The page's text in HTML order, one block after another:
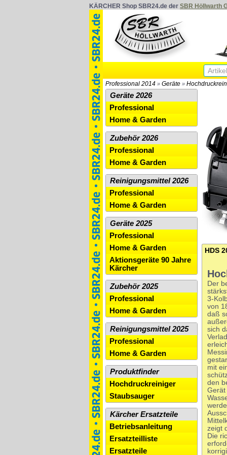
KÄRCHER Shop SBR24.de der SBR Höllwarth
Professional 2014 » Geräte »
HDS
Der
3-
von
daß
sich
mit
den
Gerät
zeigt
Die
Geräte 2026
Professional
Home & Garden
Zubehör 2026
Professional
Home & Garden
Reinigungsmittel 2026
Professional
Home & Garden
Geräte 2025
Professional
Home & Garden
Aktionsgeräte 90 Jahre
Kärcher
Zubehör 2025
Professional
Home & Garden
Reinigungsmittel 2025
Professional
Home & Garden
Produktfinder
Hochdruckreiniger
Staubsauger
Kärcher Ersatzteile
Betriebsanleitung
Ersatzteilliste
Ersatzteile